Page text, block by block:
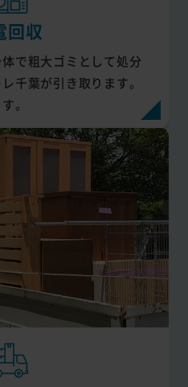
回収
で粗大ゴミとして処分
千葉が引き取ります。
。